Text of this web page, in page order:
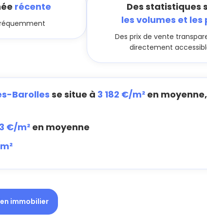
récente
Des statistiques
les volumes et les
Des prix de vente
directement
Barollesse situe à 3 182 €/m² en
€/m² en moyenne
immobilier